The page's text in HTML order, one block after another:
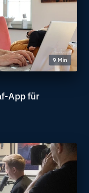
9 Min
App für